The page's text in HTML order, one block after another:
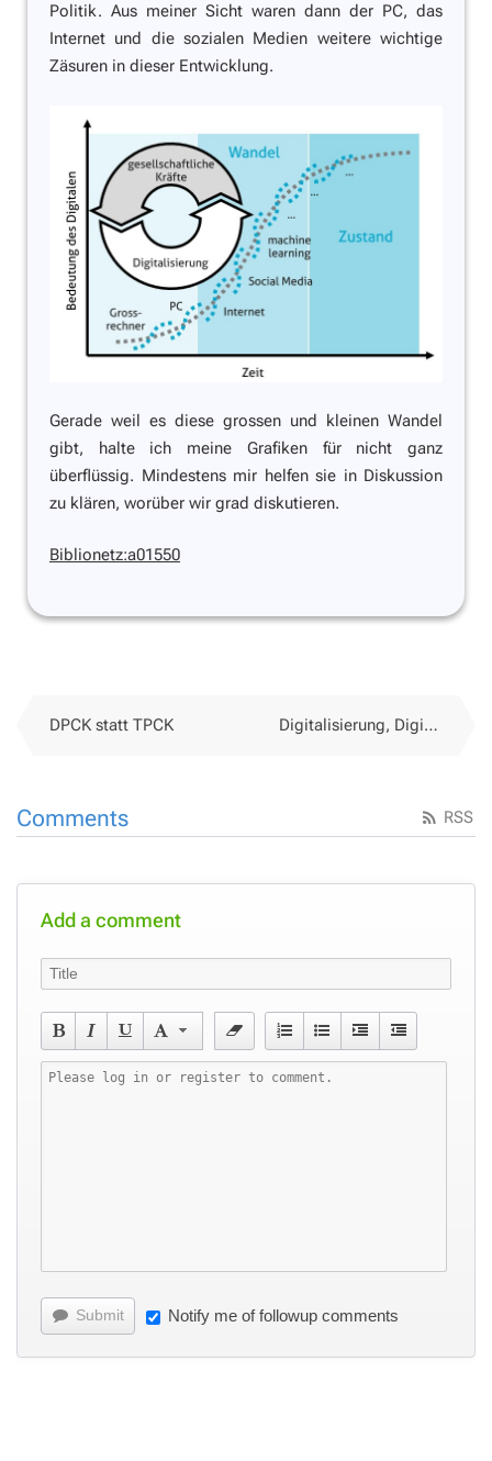
Politik. Aus meiner Sicht waren dann der PC, das
Internet und die sozialen Medien weitere wichtige
Zäsuren in dieser Entwicklung.
Gerade weil es diese grossen und kleinen Wandel
gibt, halte ich meine Grafiken für nicht ganz
überflüssig. Mindestens mir helfen sie in Diskussion
zu klären, worüber wir grad diskutieren.
Biblionetz:a01550
DPCK statt TPCK Digitalisierung, Digitalität & Co.
RSS
Comments
Add a comment
Submit Notify me of followup comments